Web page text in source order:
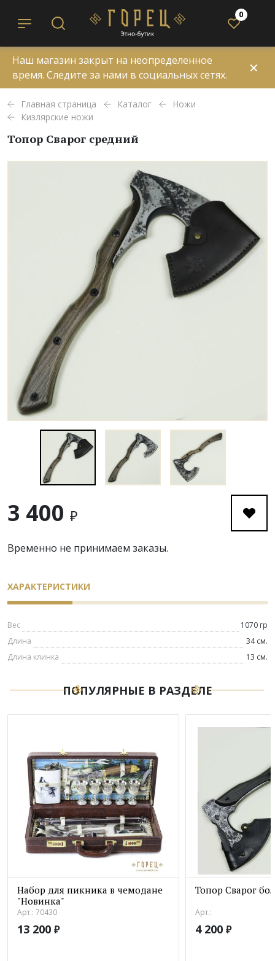
0
Наш магазин закрыт на неопределенное
время. Следите за нами в социальных сетях.
✕
Главная страница Каталог
Ножи
Кизлярские ножи
Топор Сварог средний
3 400 ₽
Временно не принимаем заказы.
ХАРАКТЕРИСТИКИ
Вес
1070 гр
Длина
34 см.
Длина клинка
13 см.
ПОПУЛЯРНЫЕ В РАЗДЕЛЕ
Набор для пикника в чемодане
"Новинка"
Арт.: 70430
13 200 ₽
Топор Сварог
Арт.:
4 200 ₽